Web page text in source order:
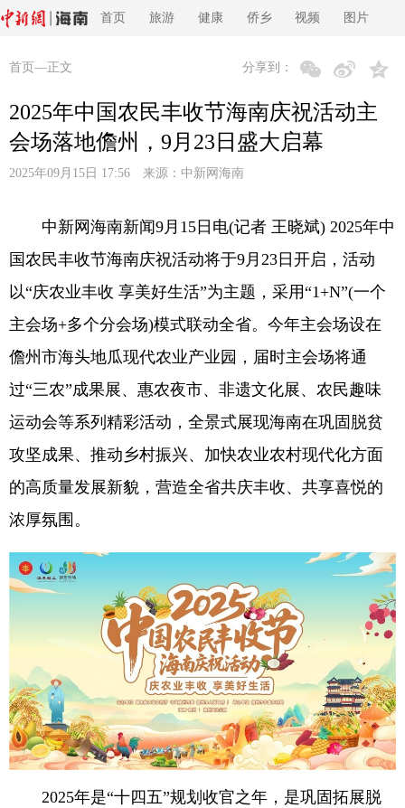
首页 旅游 健康 侨乡 视频 图片
首页 —正文 分享到：
2025年中国农民丰收节海南庆祝活动主
会场落地儋州，9月23日盛大启幕
2025年09月15日 17:56 来源： 中新网海南
中新网海南新闻9月15日电(记者 王晓斌) 2025年中
国农民丰收节海南庆祝活动将于9月23日开启，活动
以“庆农业丰收 享美好生活”为主题，采用“1+N”(一个
主会场+多个分会场)模式联动全省。今年主会场设在
儋州市海头地瓜现代农业产业园，届时主会场将通
过“三农”成果展、惠农夜市、非遗文化展、农民趣味
运动会等系列精彩活动，全景式展现海南在巩固脱贫
攻坚成果、推动乡村振兴、加快农业农村现代化方面
的高质量发展新貌，营造全省共庆丰收、共享喜悦的
浓厚氛围。
2025年是“十四五”规划收官之年，是巩固拓展脱